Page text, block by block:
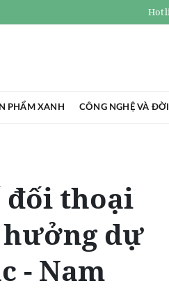
PHẨM XANH CÔNG NGHỆ VÀ
đối thoại
dự
- Nam